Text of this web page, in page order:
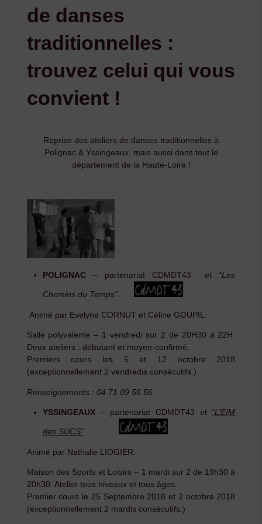
de danses
traditionnelles :
trouvez celui qui vous
convient !
Reprise des ateliers de danses traditionnelles à
Polignac & Yssingeaux, mais aussi dans tout le
département de la Haute-Loire !
POLIGNAC– partenariat CDMDT43 et “Les
Chemins du Temps”.
Animé par Evelyne CORNUT et Céline GOUPIL.
Salle polyvalente – 1 vendredi sur 2 de 20H30 à 22H.
Deux ateliers : débutant et moyen-confirmé.
Premiers cours les 5 et 12 octobre 2018
(exceptionnellement 2 vendredis consécutifs.)
Renseignements : 04 71 09 56 56.
YSSINGEAUX– partenariat CDMDT43 et “L’EIM
des SUCS”
Animé par Nathalie LIOGIER.
Maison des Sports et Loisirs – 1 mardi sur 2 de 19h30 à
20h30. Atelier tous niveaux et tous âges.
Premier cours le 25 Septembre 2018 et 2 octobre 2018
(exceptionnellement 2 mardis consécutifs.)